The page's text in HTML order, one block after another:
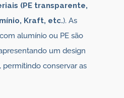
(PE transparente,
Kraft, etc.). As
alumínio ou PE são
um design
conservar as